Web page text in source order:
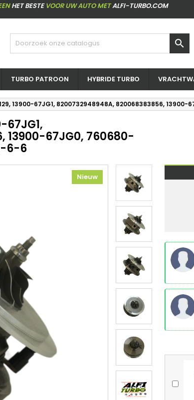
HET BESTEVOOR UW AUTO METALFI-TURBO.COM

TURBO PATROON HYBRIDE TURBO
13900-67JG1, 8200732948948A, 820068383856,
67JG1,
13900-67JG0, 760680-
6-6
Nieuw